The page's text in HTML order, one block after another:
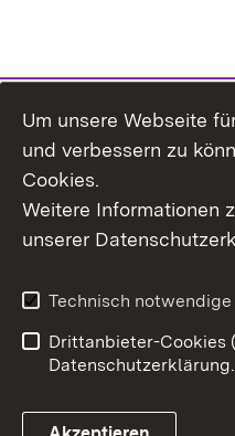
Erklärung zur
Um unsere Webseite
und verbessern zu
Cookies.
Weitere Informationen
unserer
Technisch
Drittanbieter-Cookies